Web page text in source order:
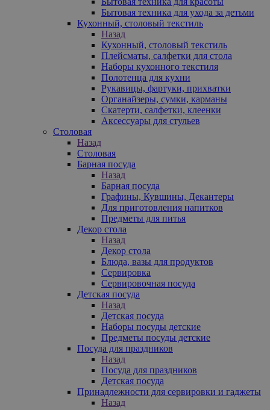
Бытовая техника для ухода за детьми
Кухонный, столовый текстиль
Назад
Кухонный, столовый текстиль
Плейсматы, салфетки для стола
Наборы кухонного текстиля
Полотенца для кухни
Рукавицы, фартуки, прихватки
Органайзеры, сумки, карманы
Скатерти, салфетки, клеенки
Аксессуары для стульев
Столовая
Назад
Столовая
Барная посуда
Назад
Барная посуда
Графины, Кувшины, Декантеры
Для приготовления напитков
Предметы для питья
Декор стола
Назад
Декор стола
Блюда, вазы для продуктов
Сервировка
Сервировочная посуда
Детская посуда
Назад
Детская посуда
Наборы посуды детские
Предметы посуды детские
Посуда для праздников
Назад
Посуда для праздников
Детская посуда
Принадлежности для сервировки и гаджеты
Назад